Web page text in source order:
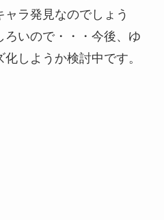
ラ発見なのでしょう
ろいので・・・今後、ゆ
しようか検討中です。